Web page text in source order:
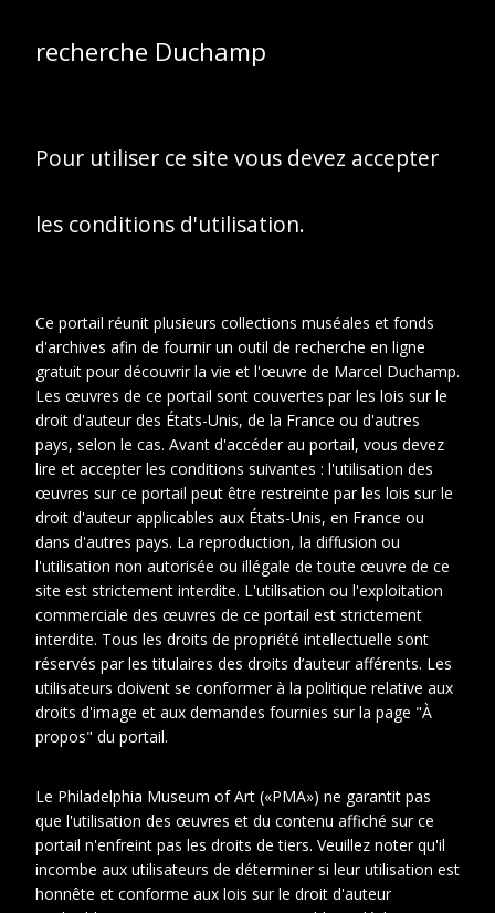
1
Cotes
extremes
VIL POR 57
recherche Duchamp
Pour utiliser ce site vous devez accepter
les conditions d'utilisation.
Ce portail réunit plusieurs collections muséales et fonds
d'archives afin de fournir un outil de recherche en ligne
gratuit pour découvrir la vie et l'œuvre de Marcel Duchamp.
Les œuvres de ce portail sont couvertes par les lois sur le
droit d'auteur des États-Unis, de la France ou d'autres
pays, selon le cas. Avant d'accéder au portail, vous devez
lire et accepter les conditions suivantes : l'utilisation des
œuvres sur ce portail peut être restreinte par les lois sur le
droit d'auteur applicables aux États-Unis, en France ou
dans d'autres pays. La reproduction, la diffusion ou
l'utilisation non autorisée ou illégale de toute œuvre de ce
site est strictement interdite. L'utilisation ou l'exploitation
commerciale des œuvres de ce portail est strictement
interdite. Tous les droits de propriété intellectuelle sont
réservés par les titulaires des droits d’auteur afférents. Les
utilisateurs doivent se conformer à la politique relative aux
droits d'image et aux demandes fournies sur la page "À
propos" du portail.
Le Philadelphia Museum of Art («PMA») ne garantit pas
que l'utilisation des œuvres et du contenu affiché sur ce
portail n'enfreint pas les droits de tiers. Veuillez noter qu'il
incombe aux utilisateurs de déterminer si leur utilisation est
honnête et conforme aux lois sur le droit d'auteur